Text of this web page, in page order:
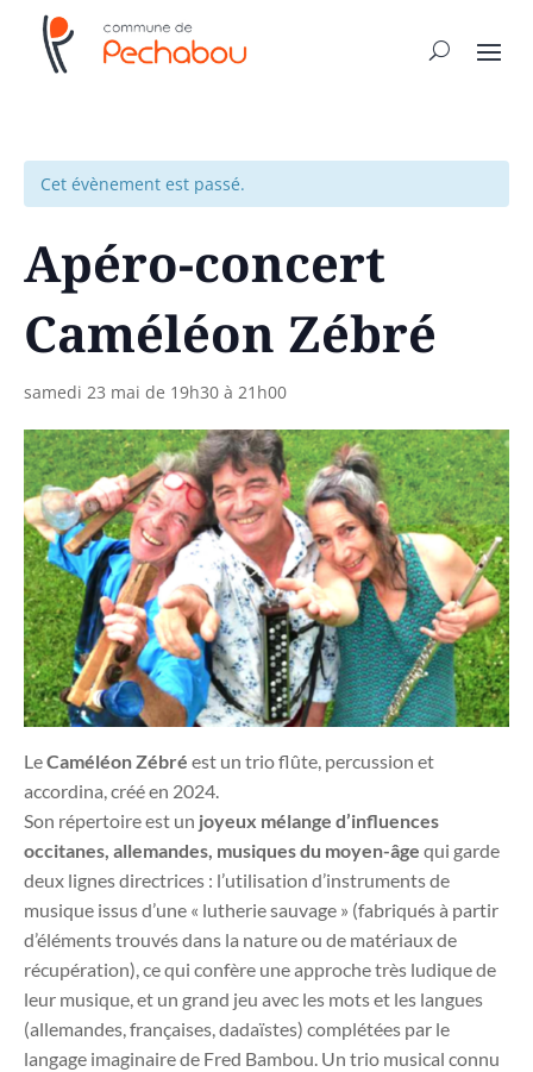
Cet évènement est passé.
Apéro-concert
Caméléon Zébré
samedi 23 mai de 19h30 à 21h00
LeCaméléon Zébré est un trio flûte, percussion et
accordina, créé en 2024.
Son répertoire est un joyeux mélange d’influences
occitanes, allemandes, musiques du moyen-âge qui garde
deux lignes directrices : l’utilisation d’instruments de
musique issus d’une « lutherie sauvage » (fabriqués à partir
d’éléments trouvés dans la nature ou de matériaux de
récupération), ce qui confère une approche très ludique de
leur musique, et un grand jeu avec les mots et les langues
(allemandes, françaises, dadaïstes) complétées par le
langage imaginaire de Fred Bambou. Un trio musical connu